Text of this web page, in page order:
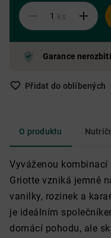
ks
Garance nerozbití
Přidat do oblíbených
O produktu
Vyváženou kombinací
Griotte vzniká jemně
vanilky, rozinek a
je ideálním
domácí pohodu, ale